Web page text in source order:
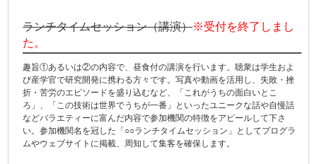
ランチタイムセッション（講演）※受付を終了しまし
た。
趣旨①あるいは②の内容で、昼食付の講演を行います。聴衆は学生およ
び産学官で研究開発に携わる方々です。写真や動画を活用し、失敗・挫
折・苦労のエピソードを盛り込むなど、「これがうちの面白いとこ
ろ」、「この技術は世界でうちが一番」といったユニークな話や自慢話
などバラエティーに富んだ内容で参加機関の特徴をアピールして下さ
い。参加機関名を冠した「○○ランチタイムセッション」としてプログラ
ムやウェブサイトに掲載、周知して集客を確保します。